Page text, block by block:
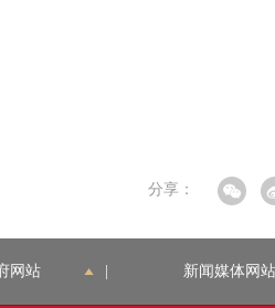
分享：
网站 新闻媒体网站